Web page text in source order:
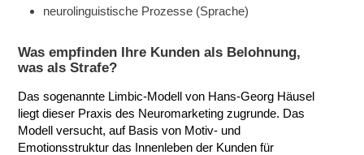
neurolinguistische Prozesse (Sprache)
Was empfinden Ihre Kunden als Belohnung,
was als Strafe?
Das sogenannte Limbic-Modell von Hans-Georg Häusel
liegt dieser Praxis des Neuromarketing zugrunde. Das
Modell versucht, auf Basis von Motiv- und
Emotionsstruktur das Innenleben der Kunden für